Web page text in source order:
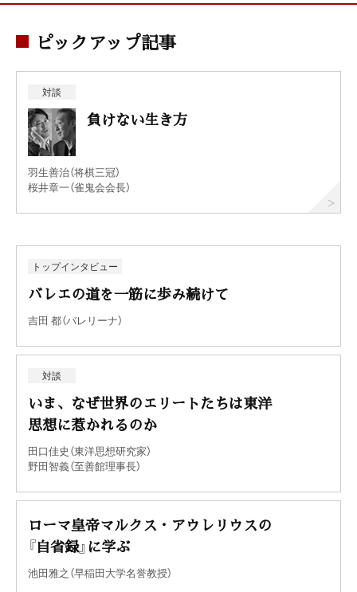
ピックアップ記事
対談
負けない生き方
羽生善治（将棋三冠）
桜井章一（雀鬼会会長）
トップインタビュー
バレエの道を一筋に歩み続けて
吉田 都（バレリーナ）
対談
いま、なぜ世界のエリートたちは東洋
思想に惹かれるのか
田口佳史（東洋思想研究家）
野田智義（至善館理事長）
ローマ皇帝マルクス・アウレリウスの
『自省録』に学ぶ
池田雅之（早稲田大学名誉教授）